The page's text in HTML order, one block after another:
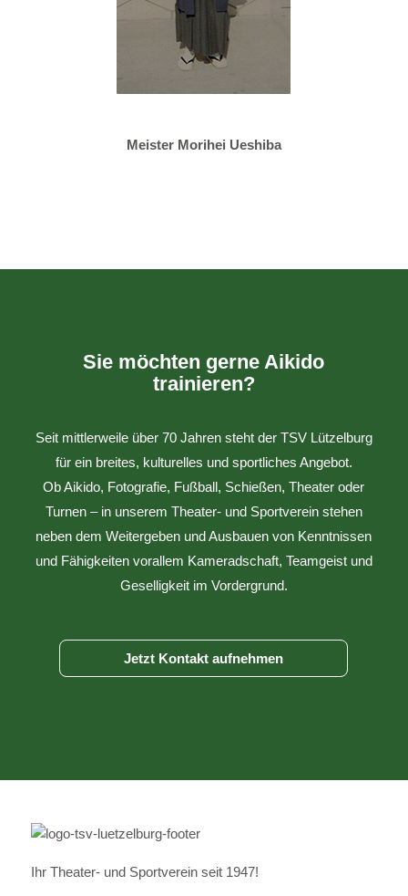
Meister Morihei Ueshiba
Sie möchten gerne Aikido
trainieren?
Seit mittlerweile über 70 Jahren steht der TSV Lützelburg
für ein breites, kulturelles und sportliches Angebot.
Ob Aikido, Fotografie, Fußball, Schießen, Theater oder
Turnen – in unserem Theater- und Sportverein stehen
neben dem Weitergeben und Ausbauen von Kenntnissen
und Fähigkeiten vorallem Kameradschaft, Teamgeist und
Geselligkeit im Vordergrund.
Jetzt Kontakt aufnehmen
Ihr Theater- und Sportverein seit 1947!